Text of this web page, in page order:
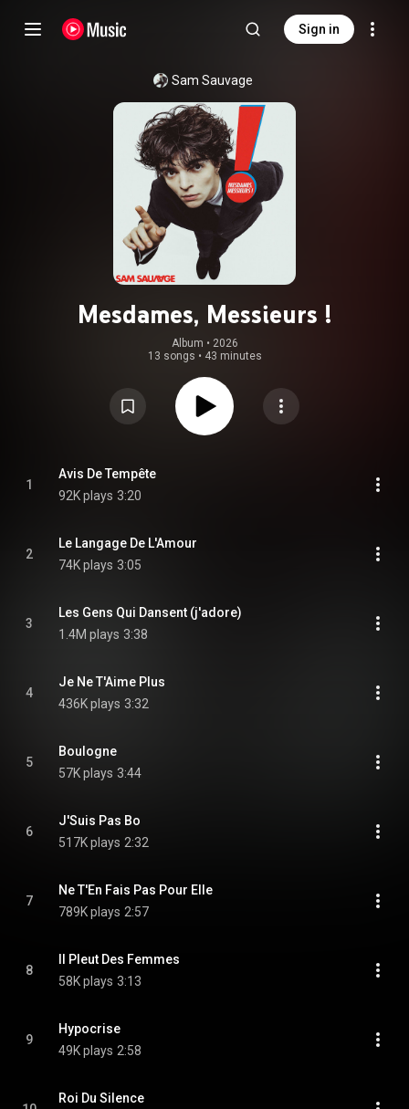
Sign in
Sam Sauvage
Mesdames, Messieurs !
Album • 2026
13 songs • 43 minutes
1
Avis De Tempête
92K plays 3:20
2
Le Langage De L'Amour
74K plays 3:05
3
Les Gens Qui Dansent (j'adore)
1.4M plays 3:38
4
Je Ne T'Aime Plus
436K plays 3:32
5
Boulogne
57K plays 3:44
6
J'Suis Pas Bo
517K plays 2:32
7
Ne T'En Fais Pas Pour Elle
789K plays 2:57
8
Il Pleut Des Femmes
58K plays 3:13
9
Hypocrise
49K plays 2:58
Roi Du Silence